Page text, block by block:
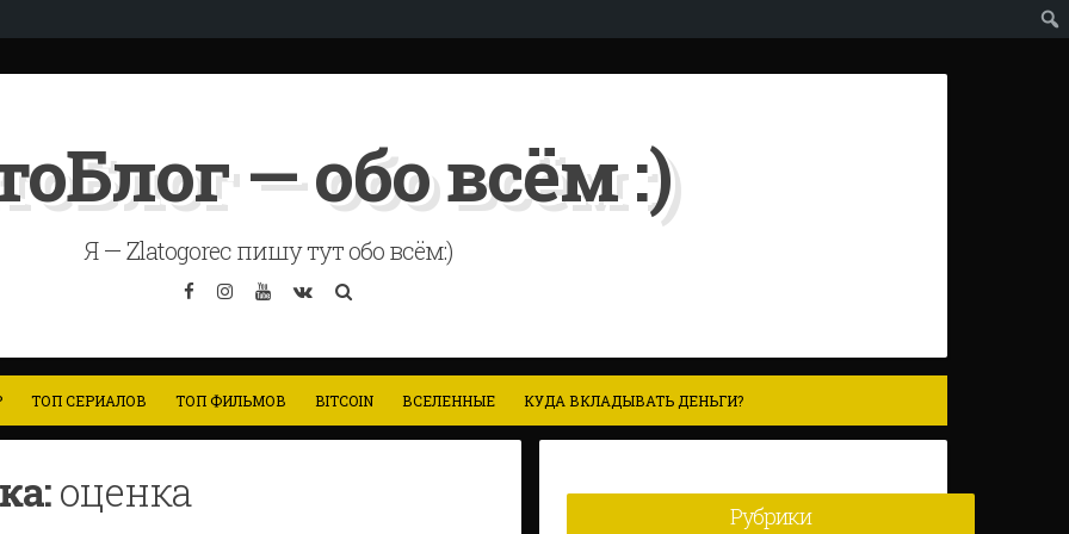
— обо всём :)
Я — Zlatogorec пишу тут обо всём:)
Facebook
InstagramYouTube
VK
ТОП СЕРИАЛОВ ТОП ФИЛЬМОВ BITCOIN ВСЕЛЕННЫЕ КУДА ВКЛАДЫВАТЬ ДЕНЬГИ?
оценка Рубрики